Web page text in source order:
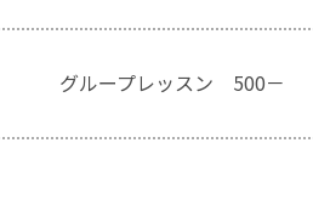
グループレッスン 500－